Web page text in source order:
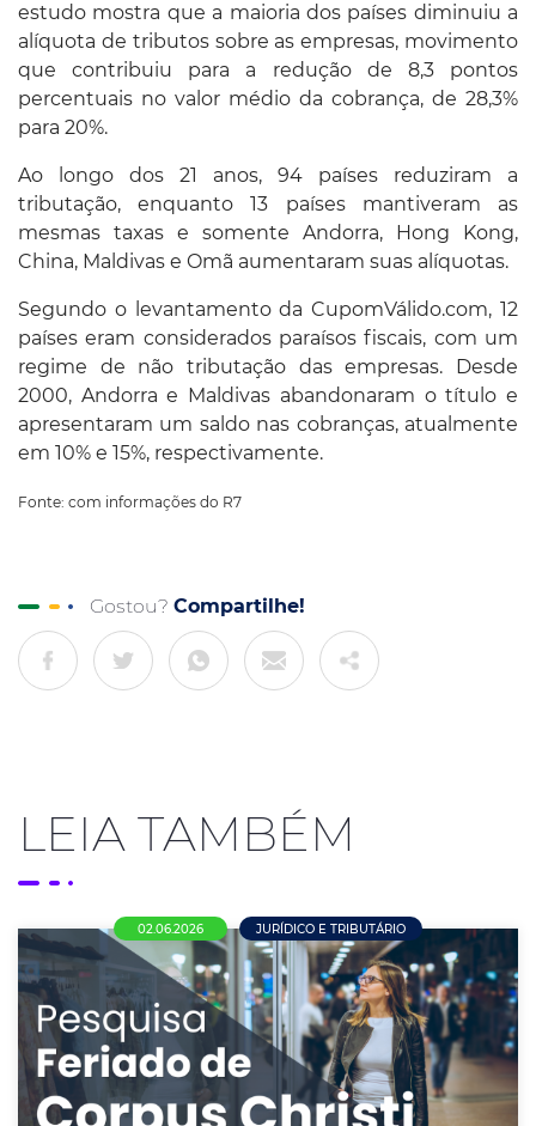
estudo mostra que a maioria dos países diminuiu a
alíquota de tributos sobre as empresas, movimento
que contribuiu para a redução de 8,3 pontos
percentuais no valor médio da cobrança, de 28,3%
para 20%.
Ao longo dos 21 anos, 94 países reduziram a
tributação, enquanto 13 países mantiveram as
mesmas taxas e somente Andorra, Hong Kong,
China, Maldivas e Omã aumentaram suas alíquotas.
Segundo o levantamento da CupomVálido.com, 12
países eram considerados paraísos fiscais, com um
regime de não tributação das empresas. Desde
2000, Andorra e Maldivas abandonaram o título e
apresentaram um saldo nas cobranças, atualmente
em 10% e 15%, respectivamente.
Fonte: com informações do R7
Gostou? Compartilhe!
LEIA TAMBÉM
02.06.2026 JURÍDICO E TRIBUTÁRIO
Comércio de Nova Mutum se divide sobre
funcionamento no Corpus Christi; maioria
defende liberdade de decisão ao
empresário